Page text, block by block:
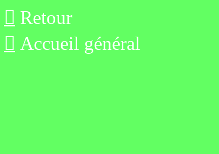
 Retour
 Accueil général